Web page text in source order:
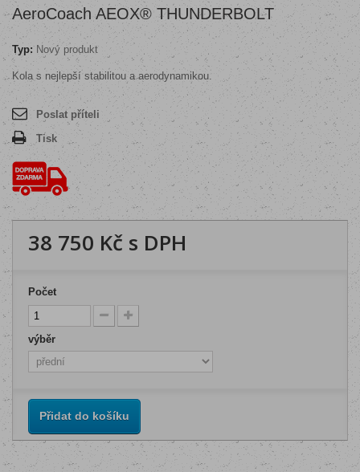
AeroCoach AEOX® THUNDERBOLT
Typ: Nový produkt
Kola s nejlepší stabilitou a aerodynamikou.
Poslat příteli
Tisk
38 750 Kč s DPH
Počet
výběr
Přidat do košíku